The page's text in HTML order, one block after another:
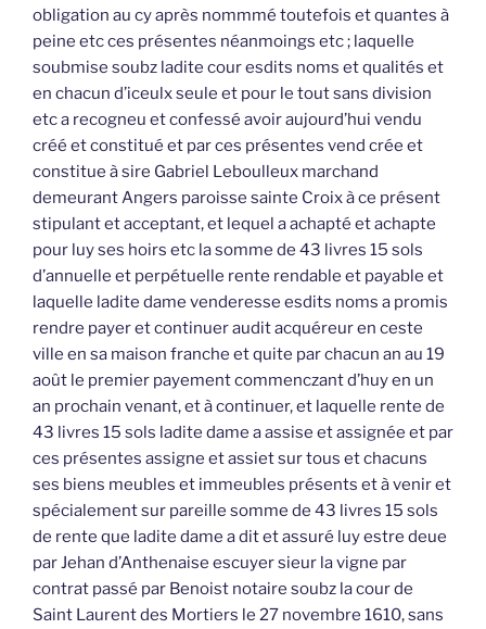
obligation au cy après nommmé toutefois et quantes à
peine etc ces présentes néanmoings etc ; laquelle
soubmise soubz ladite cour esdits noms et qualités et
en chacun d’iceulx seule et pour le tout sans division
etc a recogneu et confessé avoir aujourd’hui vendu
créé et constitué et par ces présentes vend crée et
constitue à sire Gabriel Leboulleux marchand
demeurant Angers paroisse sainte Croix à ce présent
stipulant et acceptant, et lequel a achapté et achapte
pour luy ses hoirs etc la somme de 43 livres 15 sols
d’annuelle et perpétuelle rente rendable et payable et
laquelle ladite dame venderesse esdits noms a promis
rendre payer et continuer audit acquéreur en ceste
ville en sa maison franche et quite par chacun an au 19
août le premier payement commenczant d’huy en un
an prochain venant, et à continuer, et laquelle rente de
43 livres 15 sols ladite dame a assise et assignée et par
ces présentes assigne et assiet sur tous et chacuns
ses biens meubles et immeubles présents et à venir et
spécialement sur pareille somme de 43 livres 15 sols
de rente que ladite dame a dit et assuré luy estre deue
par Jehan d’Anthenaise escuyer sieur la vigne par
contrat passé par Benoist notaire soubz la cour de
Saint Laurent des Mortiers le 27 novembre 1610, sans